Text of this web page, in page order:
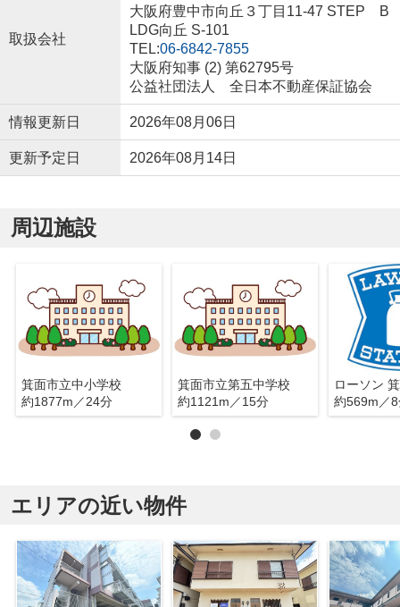
取扱会社
大阪府豊中市向丘３丁目11-47 STEP B
LDG向丘 S-101
TEL:06-6842-7855
大阪府知事 (2) 第62795号
公益社団法人 全日本不動産保証協会
情報更新日 2026年08月06日
更新予定日 2026年08月14日
周辺施設
箕面市立中小学校
約1877m／24分
箕面市立第五中学校
約1121m／15分
約569m／
エリアの近い物件